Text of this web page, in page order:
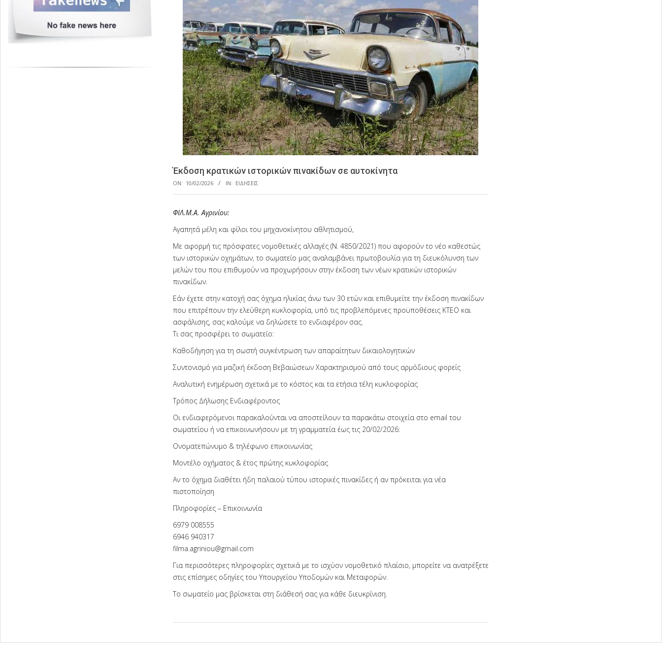
Έκδοση κρατικών ιστορικών πινακίδων σε αυτοκίνητα
ON: 10/02/2026 IN: ΕΙΔΗΣΕΙΣ
ΦΙΛ.Μ.Α. Αγρινίου:
Αγαπητά μέλη και φίλοι του μηχανοκίνητου αθλητισμού,
Με αφορμή τις πρόσφατες νομοθετικές αλλαγές (Ν. 4850/2021) που αφορούν το νέο καθεστώς
των ιστορικών οχημάτων, το σωματείο μας αναλαμβάνει πρωτοβουλία για τη διευκόλυνση των
μελών του που επιθυμούν να προχωρήσουν στην έκδοση των νέων κρατικών ιστορικών
πινακίδων.
Εάν έχετε στην κατοχή σας όχημα ηλικίας άνω των 30 ετών και επιθυμείτε την έκδοση πινακίδων
που επιτρέπουν την ελεύθερη κυκλοφορία, υπό τις προβλεπόμενες προϋποθέσεις ΚΤΕΟ και
ασφάλισης, σας καλούμε να δηλώσετε το ενδιαφέρον σας.
Τι σας προσφέρει το σωματείο:
Καθοδήγηση για τη σωστή συγκέντρωση των απαραίτητων δικαιολογητικών
Συντονισμό για μαζική έκδοση Βεβαιώσεων Χαρακτηρισμού από τους αρμόδιους φορείς
Αναλυτική ενημέρωση σχετικά με το κόστος και τα ετήσια τέλη κυκλοφορίας
Τρόπος Δήλωσης Ενδιαφέροντος
Οι ενδιαφερόμενοι παρακαλούνται να αποστείλουν τα παρακάτω στοιχεία στο email του
σωματείου ή να επικοινωνήσουν με τη γραμματεία έως τις 20/02/2026:
Ονοματεπώνυμο & τηλέφωνο επικοινωνίας
Μοντέλο οχήματος & έτος πρώτης κυκλοφορίας
Αν το όχημα διαθέτει ήδη παλαιού τύπου ιστορικές πινακίδες ή αν πρόκειται για νέα
πιστοποίηση
Πληροφορίες – Επικοινωνία
6979 008555
6946 940317
filma.agriniou@gmail.com
Για περισσότερες πληροφορίες σχετικά με το ισχύον νομοθετικό πλαίσιο, μπορείτε να ανατρέξετε
στις επίσημες οδηγίες του Υπουργείου Υποδομών και Μεταφορών.
Το σωματείο μας βρίσκεται στη διάθεσή σας για κάθε διευκρίνιση.